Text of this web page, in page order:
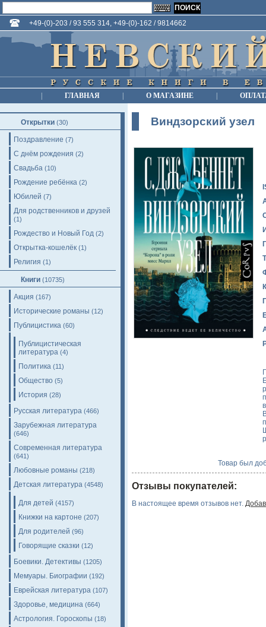
+49-(0)-203 / 93 555 314, +49-(0)-162 / 9814662
ГЛАВНАЯ О МАГАЗИНЕ
Открытки (30)
Поздравление (7)
С днём рождения (2)
Свадьба (10)
Рождение ребёнка (2)
Юбилей (7)
Для родственников и друзей
(1)
Рождество и Новый Год (2)
Открытка-кошелёк (1)
Религия (1)
Книги (10735)
Акция (167)
Исторические романы (12)
Публицистика (60)
Публицистическая
литература (4)
Политика (11)
Общество (5)
История (28)
Русская литература (466)
Зарубежная литература
(646)
Современная литература
(641)
Любовные романы (218)
Детская литература (4548)
Для детей (4157)
Книжки на картоне (207)
Для родителей (96)
Говорящие сказки (12)
Боевики. Детективы (1205)
Мемуары. Биографии (192)
Еврейская литература (107)
Здоровье, медицина (664)
Астрология. Гороскопы (18)
Виндзорский узел
Товар был
Отзывы покупателей:
В настоящее время отзывов нет.